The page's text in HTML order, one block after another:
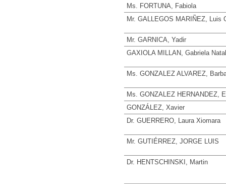
Ms. FORTUNA, Fabiola
Mr. GALLEGOS MARIÑEZ, Luis
Mr. GARNICA, Yadir
GAXIOLA MILLAN, Gabriela
Ms. GONZALEZ ALVAREZ,
Ms. GONZALEZ HERNANDEZ,
GONZÁLEZ, Xavier
Dr. GUERRERO, Laura Xiomara
Mr. GUTIÉRREZ, JORGE LUIS
Dr. HENTSCHINSKI, Martin